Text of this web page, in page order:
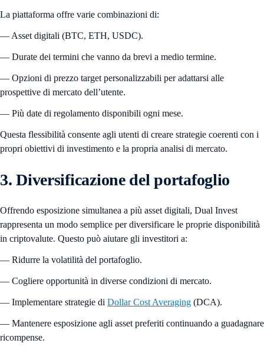
La piattaforma offre varie combinazioni di:
— Asset digitali (BTC, ETH, USDC).
— Durate dei termini che vanno da brevi a medio termine.
— Opzioni di prezzo target personalizzabili per adattarsi alle
prospettive di mercato dell’utente.
— Più date di regolamento disponibili ogni mese.
Questa flessibilità consente agli utenti di creare strategie coerenti con i
propri obiettivi di investimento e la propria analisi di mercato.
3. Diversificazione del portafoglio
Offrendo esposizione simultanea a più asset digitali, Dual Invest
rappresenta un modo semplice per diversificare le proprie disponibilità
in criptovalute. Questo può aiutare gli investitori a:
— Ridurre la volatilità del portafoglio.
— Cogliere opportunità in diverse condizioni di mercato.
— Implementare strategie di Dollar Cost Averaging (DCA).
— Mantenere esposizione agli asset preferiti continuando a guadagnare
ricompense.